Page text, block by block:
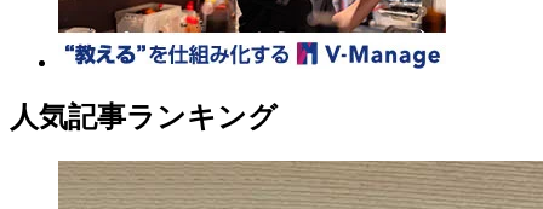
人気記事ランキング